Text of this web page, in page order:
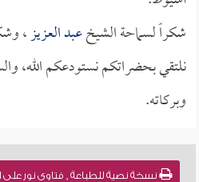
شكراً لسماحة الشيخعبد العزيز،
نلتقي بحضراتكم نستودعكم الله،
وبركاته.